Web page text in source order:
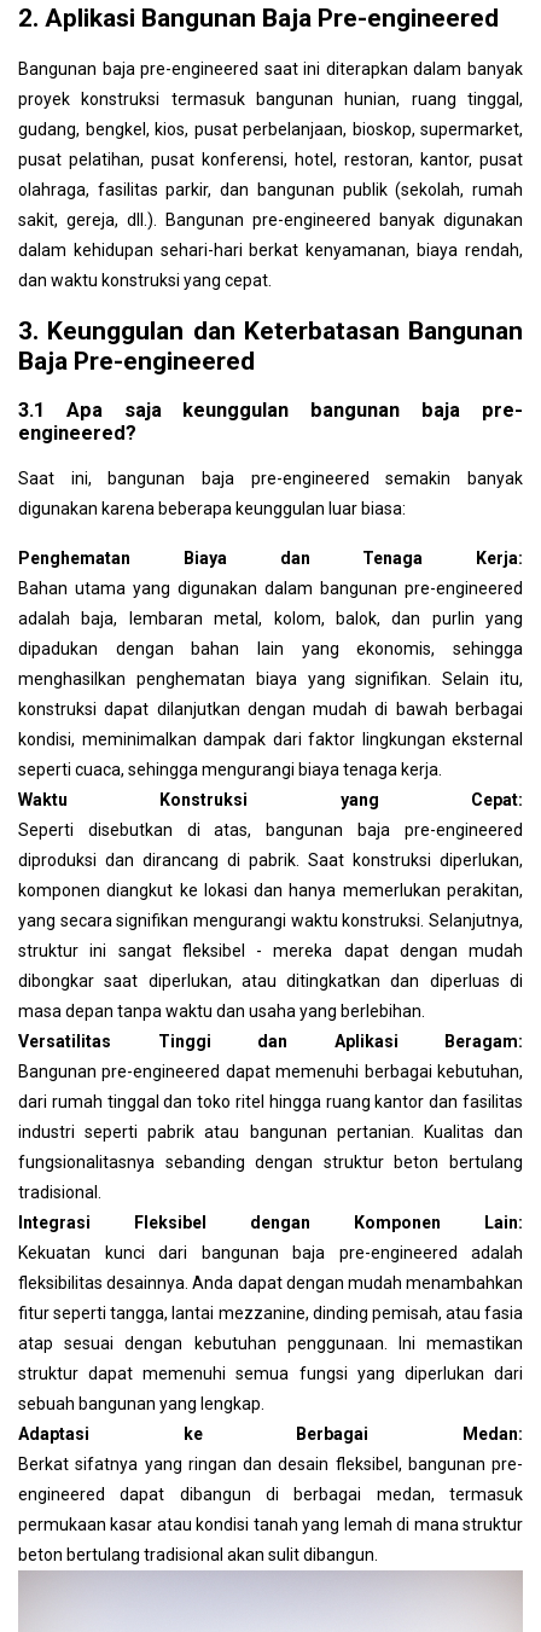
2. Aplikasi Bangunan Baja Pre-engineered
Bangunan baja pre-engineered saat ini diterapkan dalam banyak
proyek konstruksi termasuk bangunan hunian, ruang tinggal,
gudang, bengkel, kios, pusat perbelanjaan, bioskop, supermarket,
pusat pelatihan, pusat konferensi, hotel, restoran, kantor, pusat
olahraga, fasilitas parkir, dan bangunan publik (sekolah, rumah
sakit, gereja, dll.). Bangunan pre-engineered banyak digunakan
dalam kehidupan sehari-hari berkat kenyamanan, biaya rendah,
dan waktu konstruksi yang cepat.
3. Keunggulan dan Keterbatasan Bangunan
Baja Pre-engineered
3.1 Apa saja keunggulan bangunan baja pre-
engineered?
Saat ini, bangunan baja pre-engineered semakin banyak
digunakan karena beberapa keunggulan luar biasa:
Penghematan Biaya dan Tenaga Kerja:
Bahan utama yang digunakan dalam bangunan pre-engineered
adalah baja, lembaran metal, kolom, balok, dan purlin yang
dipadukan dengan bahan lain yang ekonomis, sehingga
menghasilkan penghematan biaya yang signifikan. Selain itu,
konstruksi dapat dilanjutkan dengan mudah di bawah berbagai
kondisi, meminimalkan dampak dari faktor lingkungan eksternal
seperti cuaca, sehingga mengurangi biaya tenaga kerja.
Waktu Konstruksi yang Cepat:
Seperti disebutkan di atas, bangunan baja pre-engineered
diproduksi dan dirancang di pabrik. Saat konstruksi diperlukan,
komponen diangkut ke lokasi dan hanya memerlukan perakitan,
yang secara signifikan mengurangi waktu konstruksi. Selanjutnya,
struktur ini sangat fleksibel - mereka dapat dengan mudah
dibongkar saat diperlukan, atau ditingkatkan dan diperluas di
masa depan tanpa waktu dan usaha yang berlebihan.
Versatilitas Tinggi dan Aplikasi Beragam:
Bangunan pre-engineered dapat memenuhi berbagai kebutuhan,
dari rumah tinggal dan toko ritel hingga ruang kantor dan fasilitas
industri seperti pabrik atau bangunan pertanian. Kualitas dan
fungsionalitasnya sebanding dengan struktur beton bertulang
tradisional.
Integrasi Fleksibel dengan Komponen Lain:
Kekuatan kunci dari bangunan baja pre-engineered adalah
fleksibilitas desainnya. Anda dapat dengan mudah menambahkan
fitur seperti tangga, lantai mezzanine, dinding pemisah, atau fasia
atap sesuai dengan kebutuhan penggunaan. Ini memastikan
struktur dapat memenuhi semua fungsi yang diperlukan dari
sebuah bangunan yang lengkap.
Adaptasi ke Berbagai Medan:
Berkat sifatnya yang ringan dan desain fleksibel, bangunan pre-
engineered dapat dibangun di berbagai medan, termasuk
permukaan kasar atau kondisi tanah yang lemah di mana struktur
beton bertulang tradisional akan sulit dibangun.